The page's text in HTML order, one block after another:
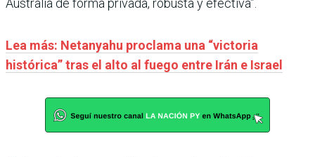
Lea más: Netanyahu proclama una “victoria
histórica” tras el alto al fuego entre Irán e Israel